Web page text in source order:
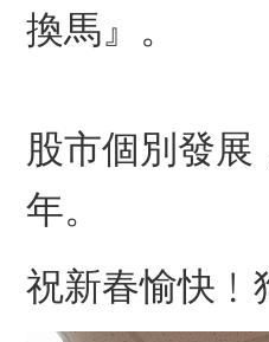
換馬』。
股市個別發展
年。
祝新春愉快﹗